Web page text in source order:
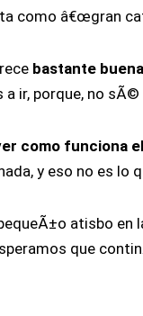
como â€œgran
bastante buena
ir, porque, no
como funciona
y eso no es lo
atisbo
que